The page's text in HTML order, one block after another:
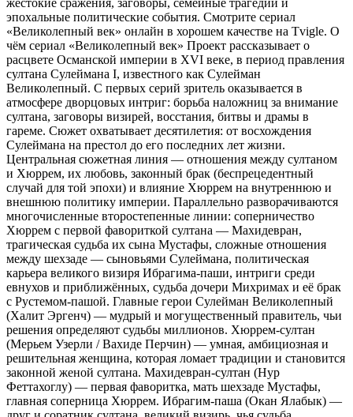
жестокие сражения, заговоры, семейные трагедии и
эпохальные политические события. Смотрите сериал
«Великолепный век» онлайн в хорошем качестве на Tvigle. О
чём сериал «Великолепный век» Проект рассказывает о
расцвете Османской империи в XVI веке, в период правления
султана Сулеймана I, известного как Сулейман
Великолепный. С первых серий зритель оказывается в
атмосфере дворцовых интриг: борьба наложниц за внимание
султана, заговоры визирей, восстания, битвы и драмы в
гареме. Сюжет охватывает десятилетия: от восхождения
Сулеймана на престол до его последних лет жизни.
Центральная сюжетная линия — отношения между султаном
и Хюррем, их любовь, законный брак (беспрецедентный
случай для той эпохи) и влияние Хюррем на внутреннюю и
внешнюю политику империи. Параллельно разворачиваются
многочисленные второстепенные линии: соперничество
Хюррем с первой фавориткой султана — Махидевран,
трагическая судьба их сына Мустафы, сложные отношения
между шехзаде — сыновьями Сулеймана, политическая
карьера великого визиря Ибрагима-паши, интриги среди
евнухов и приближённых, судьба дочери Михримах и её брак
с Рустемом-пашой. Главные герои Сулейман Великолепный
(Халит Эргенч) — мудрый и могущественный правитель, чьи
решения определяют судьбы миллионов. Хюррем-султан
(Мерьем Узерли / Вахиде Перчин) — умная, амбициозная и
решительная женщина, которая ломает традиции и становится
законной женой султана. Махидевран-султан (Нур
Феттахоглу) — первая фаворитка, мать шехзаде Мустафы,
главная соперница Хюррем. Ибрагим-паша (Окан Ялабык) —